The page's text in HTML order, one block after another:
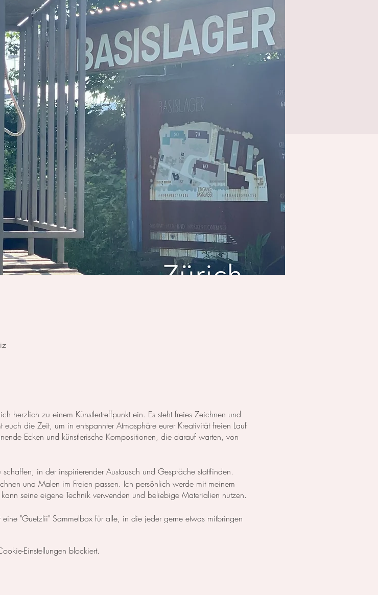
herzlich zu einem Künstlertreffpunkt ein. Es steht freies Zeichnen und
die Zeit, um in entspannter Atmosphäre eurer Kreativität freien Lauf
Ecken und künstlerische Kompositionen, die darauf warten, von
in der inspirierender Austausch und Gespräche stattfinden.
und Malen im Freien passen. Ich persönlich werde mit meinem
seine eigene Technik verwenden und beliebige Materialien nutzen.
eine "Guetzlii" Sammelbox für alle, in die jeder gerne etwas mitbringen
Einstellungen blockiert.